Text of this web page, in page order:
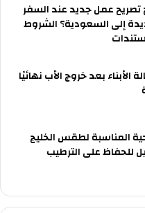
تصريح عمل جديد عند السفر
إلى السعودية؟ الشروط
الأبناء بعد خروج الأب نهائيًا
المناسبة لطقس الخليج
للحفاظ على الترطيب